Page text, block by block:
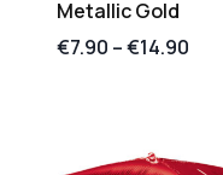
Metallic Gold
€7.90 –€14.90